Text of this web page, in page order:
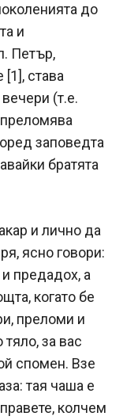
до
и
Петър,
[1], става
(т.е.
преломява
заповедта
братята
и лично да
ясно говори:
предадох, а
когато бе
преломи и
за вас
спомен. Взе
тая чаша е
колчем